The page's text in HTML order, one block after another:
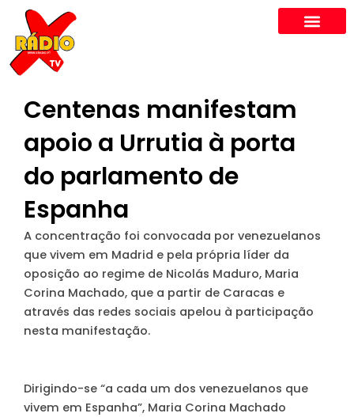
content
Centenas manifestam
apoio a Urrutia à porta
do parlamento de
Espanha
A concentração foi convocada por venezuelanos
que vivem em Madrid e pela própria líder da
oposição ao regime de Nicolás Maduro, Maria
Corina Machado, que a partir de Caracas e
através das redes sociais apelou à participação
nesta manifestação.
Dirigindo-se “a cada um dos venezuelanos que
vivem em Espanha”, Maria Corina Machado